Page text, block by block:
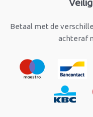
Betaal met de
achteraf